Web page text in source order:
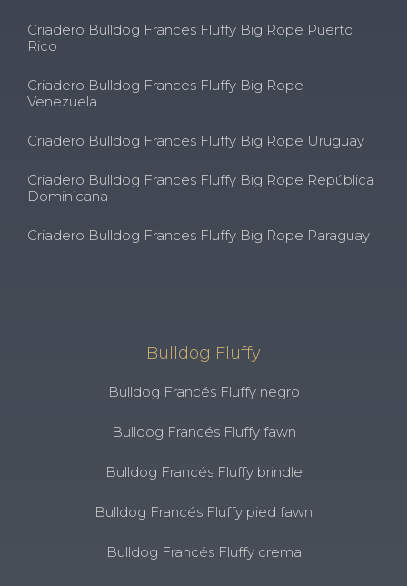
Criadero Bulldog Frances Fluffy Big Rope Puerto
Rico
Criadero Bulldog Frances Fluffy Big Rope
Venezuela
Criadero Bulldog Frances Fluffy Big Rope Uruguay
Criadero Bulldog Frances Fluffy Big Rope República
Dominicana
Criadero Bulldog Frances Fluffy Big Rope Paraguay
Bulldog Fluffy
Bulldog Francés Fluffy negro
Bulldog Francés Fluffy fawn
Bulldog Francés Fluffy brindle
Bulldog Francés Fluffy pied fawn
Bulldog Francés Fluffy crema